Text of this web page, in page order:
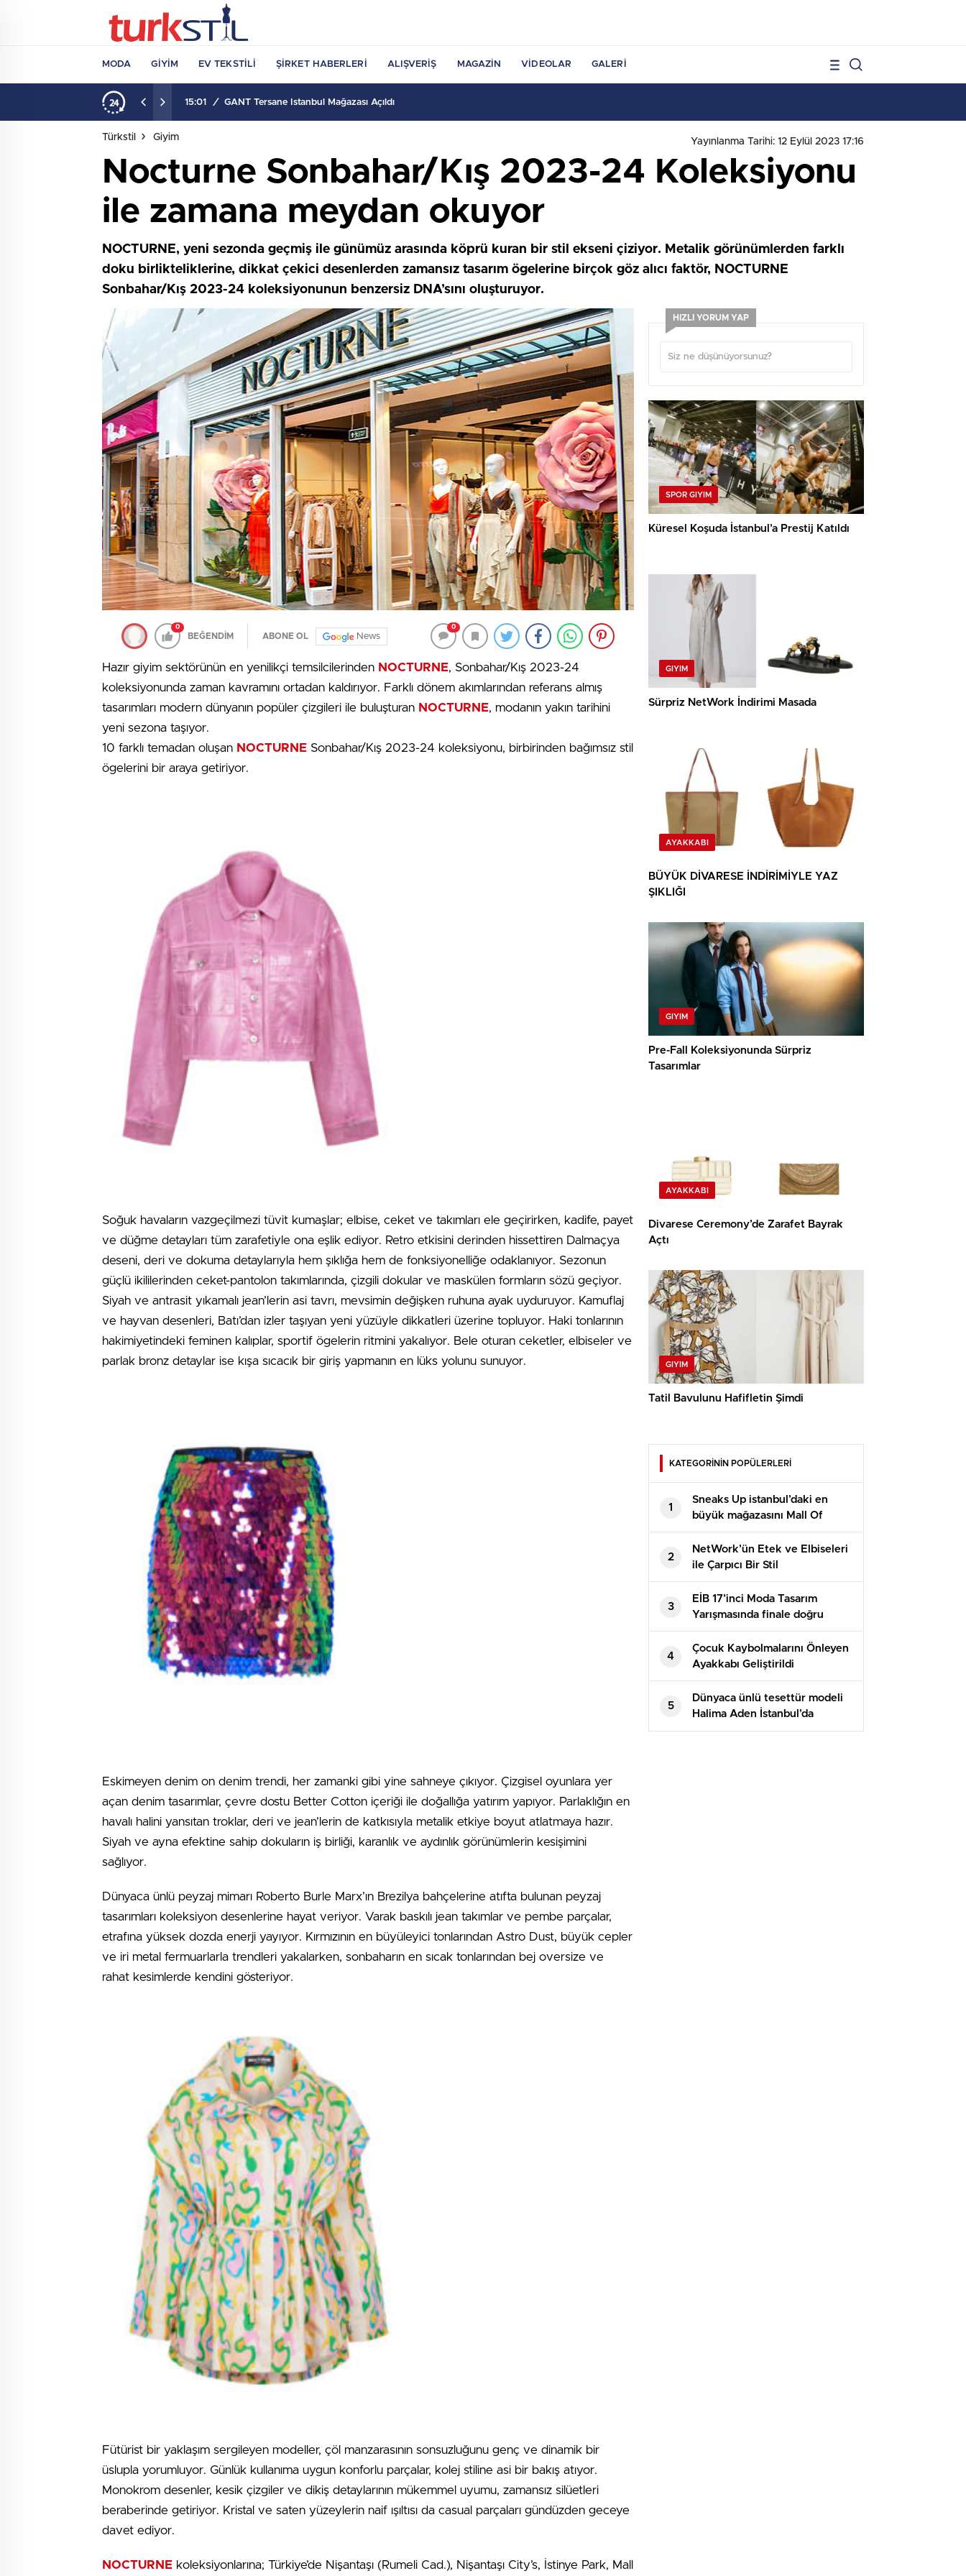
MODA GIYIM EV TEKSTILI ŞIRKET HABERLERI ALIŞVERIŞ MAGAZIN VIDEOLAR GALERI
15:01 / GANT Tersane İstanbul Mağazası Açıldı
Türkstil Giyim Yayınlanma Tarihi: 12 Eylül 2023 17:16
Nocturne Sonbahar/Kış 2023-24 Koleksiyonu
ile zamana meydan okuyor
NOCTURNE, yeni sezonda geçmiş ile günümüz arasında köprü kuran bir stil ekseni çiziyor. Metalik görünümlerden farklı
doku birlikteliklerine, dikkat çekici desenlerden zamansız tasarım ögelerine birçok göz alıcı faktör, NOCTURNE
Sonbahar/Kış 2023-24 koleksiyonunun benzersiz DNA’sını oluşturuyor.
0
BEĞENDİM ABONE OL News
0
Hazır giyim sektörünün en yenilikçi temsilcilerinden NOCTURNE, Sonbahar/Kış 2023-24
koleksiyonunda zaman kavramını ortadan kaldırıyor. Farklı dönem akımlarından referans almış
tasarımları modern dünyanın popüler çizgileri ile buluşturan NOCTURNE, modanın yakın tarihini
yeni sezona taşıyor.
10 farklı temadan oluşan NOCTURNE Sonbahar/Kış 2023-24 koleksiyonu, birbirinden bağımsız stil
ögelerini bir araya getiriyor.
Soğuk havaların vazgeçilmezi tüvit kumaşlar; elbise, ceket ve takımları ele geçirirken, kadife, payet
ve düğme detayları tüm zarafetiyle ona eşlik ediyor. Retro etkisini derinden hissettiren Dalmaçya
deseni, deri ve dokuma detaylarıyla hem şıklığa hem de fonksiyonelliğe odaklanıyor. Sezonun
güçlü ikililerinden ceket-pantolon takımlarında, çizgili dokular ve maskülen formların sözü geçiyor.
Siyah ve antrasit yıkamalı jean’lerin asi tavrı, mevsimin değişken ruhuna ayak uyduruyor. Kamuflaj
ve hayvan desenleri, Batı’dan izler taşıyan yeni yüzüyle dikkatleri üzerine topluyor. Haki tonlarının
hakimiyetindeki feminen kalıplar, sportif ögelerin ritmini yakalıyor. Bele oturan ceketler, elbiseler ve
parlak bronz detaylar ise kışa sıcacık bir giriş yapmanın en lüks yolunu sunuyor.
Eskimeyen denim on denim trendi, her zamanki gibi yine sahneye çıkıyor. Çizgisel oyunlara yer
açan denim tasarımlar, çevre dostu Better Cotton içeriği ile doğallığa yatırım yapıyor. Parlaklığın en
havalı halini yansıtan troklar, deri ve jean’lerin de katkısıyla metalik etkiye boyut atlatmaya hazır.
Siyah ve ayna efektine sahip dokuların iş birliği, karanlık ve aydınlık görünümlerin kesişimini
sağlıyor.
Dünyaca ünlü peyzaj mimarı Roberto Burle Marx’ın Brezilya bahçelerine atıfta bulunan peyzaj
tasarımları koleksiyon desenlerine hayat veriyor. Varak baskılı jean takımlar ve pembe parçalar,
etrafına yüksek dozda enerji yayıyor. Kırmızının en büyüleyici tonlarından Astro Dust, büyük cepler
ve iri metal fermuarlarla trendleri yakalarken, sonbaharın en sıcak tonlarından bej oversize ve
rahat kesimlerde kendini gösteriyor.
Fütürist bir yaklaşım sergileyen modeller, çöl manzarasının sonsuzluğunu genç ve dinamik bir
üslupla yorumluyor. Günlük kullanıma uygun konforlu parçalar, kolej stiline asi bir bakış atıyor.
Monokrom desenler, kesik çizgiler ve dikiş detaylarının mükemmel uyumu, zamansız silüetleri
beraberinde getiriyor. Kristal ve saten yüzeylerin naif ışıltısı da casual parçaları gündüzden geceye
davet ediyor.
NOCTURNE koleksiyonlarına; Türkiye’de Nişantaşı (Rumeli Cad.), Nişantaşı City’s, İstinye Park, Mall
HIZLI YORUM YAP
SPOR GIYIM
Küresel Koşuda İstanbul’a Prestij Katıldı
GIYIM
Sürpriz NetWork İndirimi Masada
AYAKKABI
BÜYÜK DİVARESE İNDİRİMİYLE YAZ
ŞIKLIĞI
GIYIM
Pre-Fall Koleksiyonunda Sürpriz
Tasarımlar
AYAKKABI
Divarese Ceremony’de Zarafet Bayrak
Açtı
GIYIM
Tatil Bavulunu Hafifletin Şimdi
KATEGORİNİN POPÜLERLERİ
1
Sneaks Up istanbul’daki en
büyük mağazasını Mall Of
İstanbul’da açtı
2
NetWork’ün Etek ve Elbiseleri
ile Çarpıcı Bir Stil
3
EİB 17’inci Moda Tasarım
Yarışmasında finale doğru
4
Çocuk Kaybolmalarını Önleyen
Ayakkabı Geliştirildi
5
Dünyaca ünlü tesettür modeli
Halima Aden İstanbul’da
podyuma çıktı